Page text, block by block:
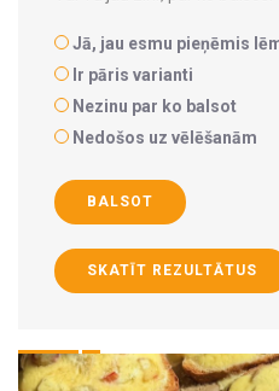
Jā, jau esmu pieņēmis
Ir pāris varianti
Nezinu par ko balsot
Nedošos uz vēlēšanām
BALSOT
SKATĪT REZULTĀTUS